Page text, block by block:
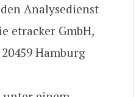
Analysedienst
etracker GmbH,
Hamburg